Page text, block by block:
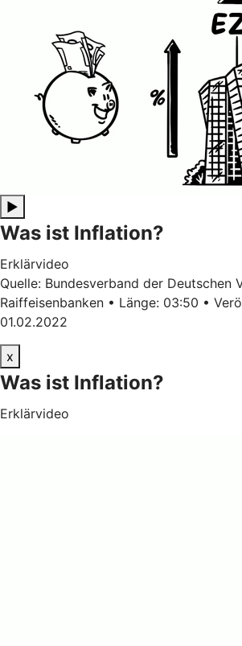
▶
Was ist Inflation?
Erklärvideo
Quelle: Bundesverband der Deutschen
Raiffeisenbanken • Länge: 03:50 •
01.02.2022
x
Was ist Inflation?
Erklärvideo